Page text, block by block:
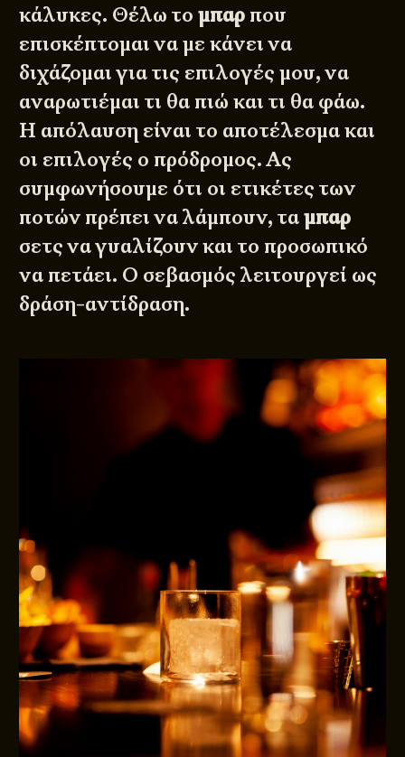
κάλυκες. Θέλω τομπαρ που
επισκέπτομαι να με κάνει να
διχάζομαι για τις επιλογές μου, να
αναρωτιέμαι τι θα πιώ και τι θα φάω.
Η απόλαυση είναι το αποτέλεσμα και
οι επιλογές ο πρόδρομος. Ας
συμφωνήσουμε ότι οι ετικέτες των
ποτών πρέπει να λάμπουν, ταμπαρ
σετς να γυαλίζουν και το προσωπικό
να πετάει. Ο σεβασμός λειτουργεί ως
δράση-αντίδραση.